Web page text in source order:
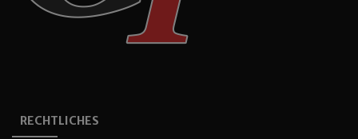
RECHTLICHES